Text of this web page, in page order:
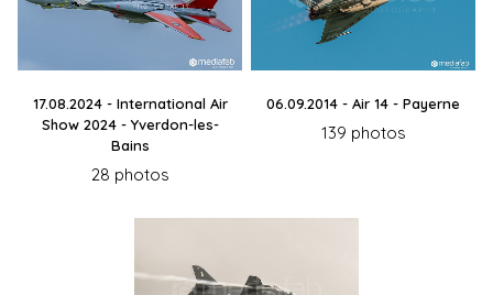
17.08.2024 - International Air
Show 2024 - Yverdon-les-
Bains
28 photos
06.09.2014 - Air 14 - Payerne
139 photos